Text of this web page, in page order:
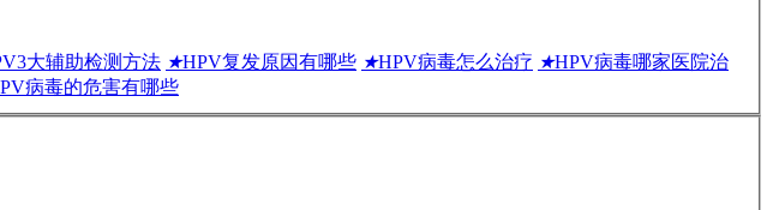
大辅助检测方法 ★HPV复发原因有哪些 ★HPV病毒怎么治疗 ★HPV病毒哪家医院治
病毒的危害有哪些